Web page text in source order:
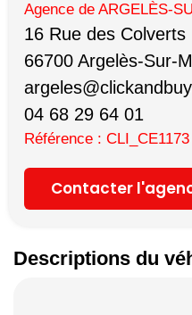
Agence de ARGELÈS-
16 Rue des Colverts
66700 Argelès-Sur-
04 68 29 64 01
Référence : CLI_CE1173
Contacter
Descriptions du